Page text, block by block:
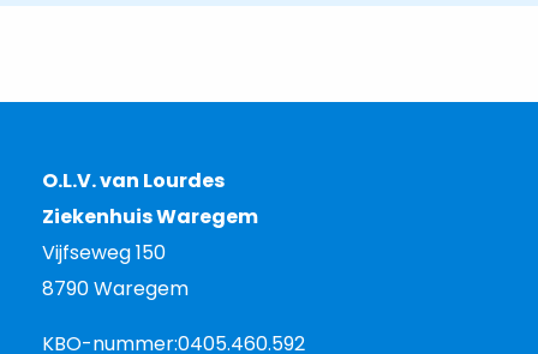
O.L.V. van Lourdes
Ziekenhuis Waregem
Vijfseweg 150
8790 Waregem
KBO-nummer:0405.460.592